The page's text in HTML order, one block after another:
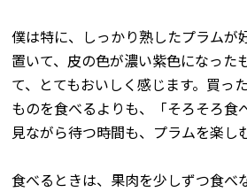
僕は特に、しっかり熟したプラムが
置いて、皮の色が濃い紫色になった
て、とてもおいしく感じます。買っ
ものを食べるよりも、「そろそろ食
見ながら待つ時間も、プラムを楽し
食べるときは、果肉を少しずつ食べ